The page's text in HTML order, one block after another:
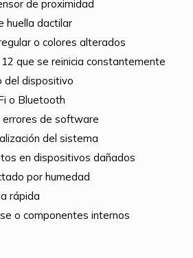
de proximidad
huella dactilar
o colores alterados
que se reinicia constantemente
del dispositivo
o Bluetooth
errores de software
del sistema
en dispositivos dañados
por humedad
rápida
o componentes internos